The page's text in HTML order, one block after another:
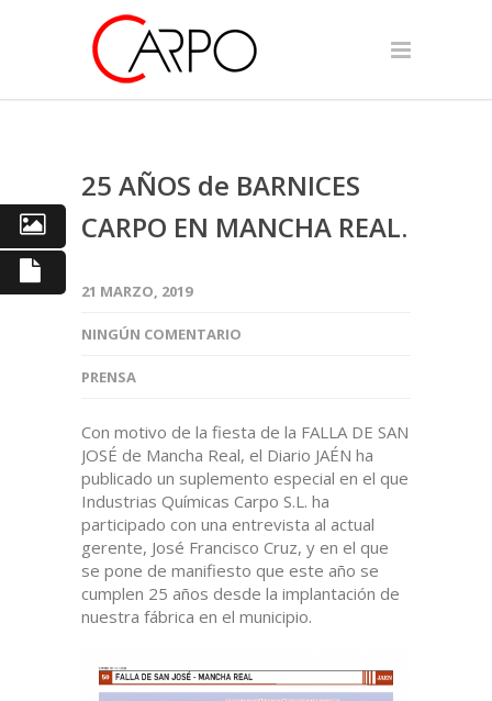
25 AÑOS de BARNICES
CARPO EN MANCHA REAL.
21 MARZO, 2019
NINGÚN COMENTARIO
PRENSA
Con motivo de la fiesta de la FALLA DE SAN
JOSÉ de Mancha Real, el Diario JAÉN ha
publicado un suplemento especial en el que
Industrias Químicas Carpo S.L. ha
participado con una entrevista al actual
gerente, José Francisco Cruz, y en el que
se pone de manifiesto que este año se
cumplen 25 años desde la implantación de
nuestra fábrica en el municipio.